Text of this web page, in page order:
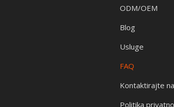
ODM/OEM
Blog
Usluge
FAQ
Kontaktirajte
Politika